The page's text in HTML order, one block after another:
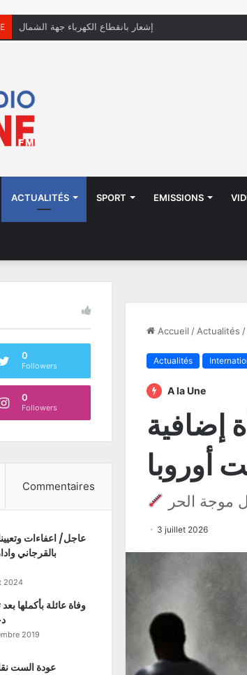
إلى التدخل بعد تداول صور أطفال يعيشون في الشوارع
ACTUALITÉS SPORT EMISSIONS
Accueil / Actualités /
Actualités
A la Une
إضافية
أوروبا
3 juillet 2026
0
Followers
0
Followers
Commentaires
عاجل/ اعفاءات
بالقرجاني
2024
وفاة عائلة بأكملها بعد
2019
عودة الست